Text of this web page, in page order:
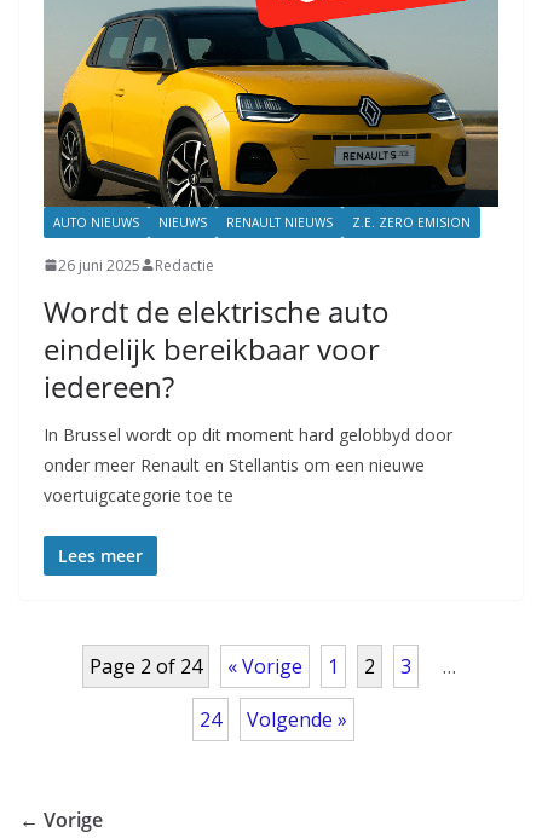
AUTO NIEUWS NIEUWS RENAULT NIEUWS Z.E. ZERO EMISION
26 juni 2025 Redactie
Wordt de elektrische auto
eindelijk bereikbaar voor
iedereen?
In Brussel wordt op dit moment hard gelobbyd door
onder meer Renault en Stellantis om een nieuwe
voertuigcategorie toe te
Lees meer
Page 2 of 24 « Vorige 1 2 3 …
24 Volgende »
← Vorige